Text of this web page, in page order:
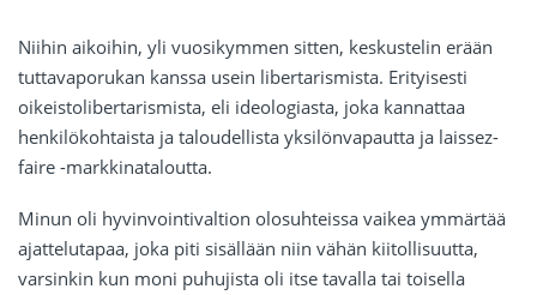
Niihin aikoihin, yli vuosikymmen sitten, keskustelin erään
tuttavaporukan kanssa usein libertarismista. Erityisesti
oikeistolibertarismista, eli ideologiasta, joka kannattaa
henkilökohtaista ja taloudellista yksilönvapautta ja laissez-
faire -markkinataloutta.
Minun oli hyvinvointivaltion olosuhteissa vaikea ymmärtää
ajattelutapaa, joka piti sisällään niin vähän kiitollisuutta,
varsinkin kun moni puhujista oli itse tavalla tai toisella